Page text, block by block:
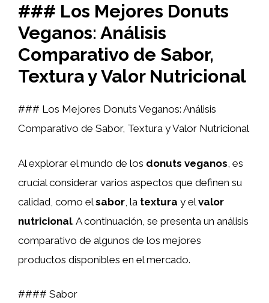
### Los Mejores Donuts
Veganos: Análisis
Comparativo de Sabor,
Textura y Valor Nutricional
### Los Mejores Donuts Veganos: Análisis
Comparativo de Sabor, Textura y Valor Nutricional
Al explorar el mundo de los donuts veganos , es
crucial considerar varios aspectos que definen su
calidad, como elsabor , la textura y elvalor
nutricional. A continuación, se presenta un análisis
comparativo de algunos de los mejores
productos disponibles en el mercado.
#### Sabor